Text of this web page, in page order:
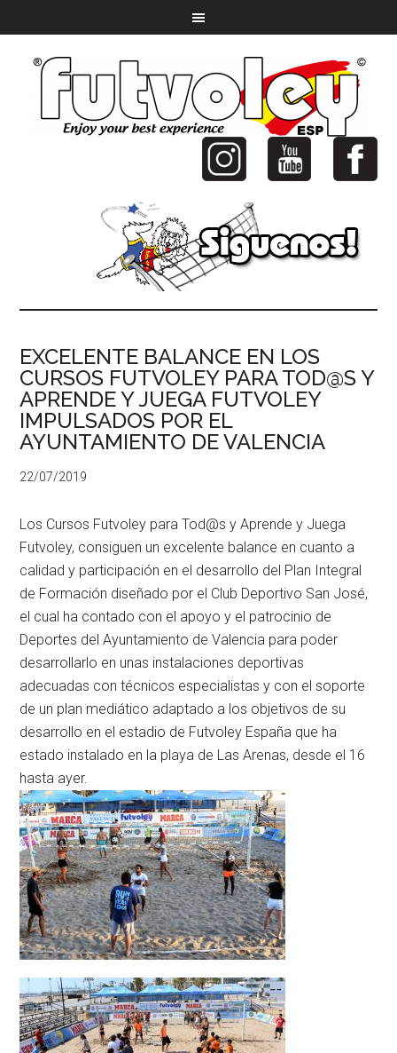
EXCELENTE BALANCE EN LOS
CURSOS FUTVOLEY PARA TOD@S Y
APRENDE Y JUEGA FUTVOLEY
IMPULSADOS POR EL
AYUNTAMIENTO DE VALENCIA
22/07/2019
Los Cursos Futvoley para Tod@s y Aprende y Juega
Futvoley, consiguen un excelente balance en cuanto a
calidad y participación en el desarrollo del Plan Integral
de Formación diseñado por el Club Deportivo San José,
el cual ha contado con el apoyo y el patrocinio de
Deportes del Ayuntamiento de Valencia para poder
desarrollarlo en unas instalaciones deportivas
adecuadas con técnicos especialistas y con el soporte
de un plan mediático adaptado a los objetivos de su
desarrollo en el estadio de Futvoley España que ha
estado instalado en la playa de Las Arenas, desde el 16
hasta ayer.